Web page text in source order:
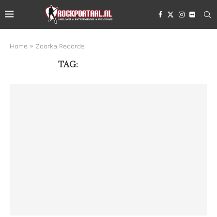
Home » Zoorka Records
TAG: